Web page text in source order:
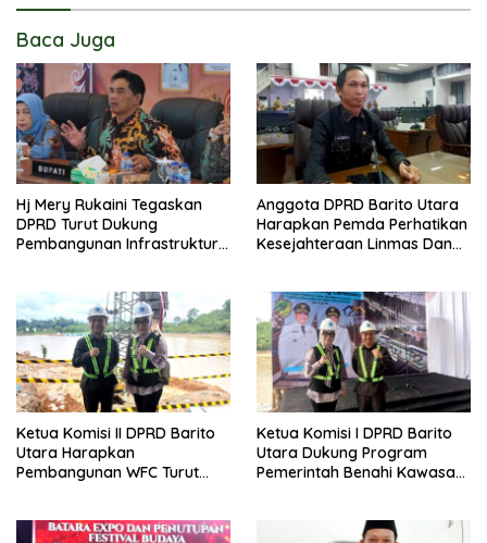
Baca Juga
Hj Mery Rukaini Tegaskan
DPRD Turut Dukung
Pembangunan Infrastruktur
Anggota DPRD Barito Utara
Harapkan Pemda Perhatikan
Kesejahteraan Linmas Dan
Ketua Komisi II DPRD Barito
Utara Harapkan
Pembangunan WFC Turut
Ketua Komisi I DPRD Barito
Utara Dukung Program
Pemerintah Benahi Kawasan